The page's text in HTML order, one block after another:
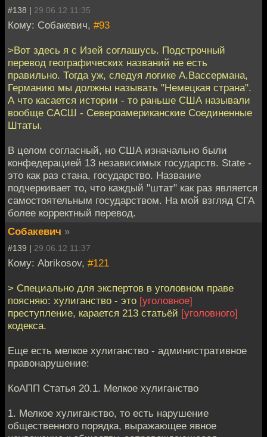
#138 | 29.06.12 11:35
Кому: Собакевич, #93
>Вот здесь я с Изей соглашусь. Подстрочный
перевод географических названий не есть
правильно. Тогда уж, следуя логике А.Вассермана,
Германию мы должны называть "Немецкая страна".
А что касается истории - то раньше США называли
вообще САСШ - Североамериканские Соединенные
Штаты.
В целом согласный, но США изначально были
конфедерацией 13 независимых государств. State -
это как раз стана, государство. Название
подчеркивает то, что каждый "штат" как раз является
самостоятельным государством. На мой взгляд СГА
более корректный перевод.
Собакевич »
#139 | 29.06.12 11:37
Кому: Abrikosov, #121
> Специально для экспертов в уголовном праве
поясняю: хулиганство - это [уголовное]
преступление, карается 213 статьёй [уголовного]
кодекса.
Еще есть мелкое хулиганство - административное
правонарушение:
КоАПП Статья 20.1. Мелкое хулиганство
1. Мелкое хулиганство, то есть нарушение
общественного порядка, выражающее явное